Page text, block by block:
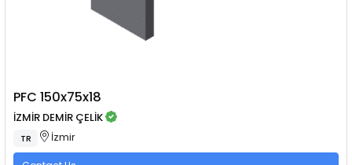
PFC 150x75x18
İZMİR DEMİR ÇELİK
TR İzmir